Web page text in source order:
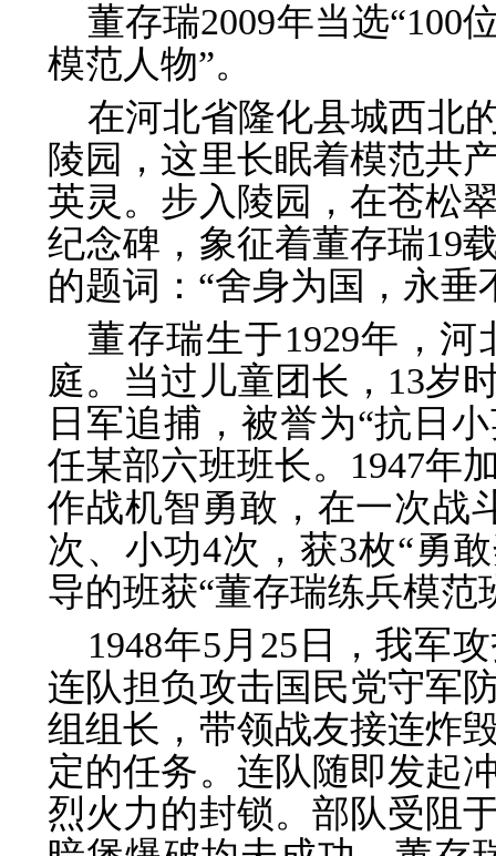
董存瑞2009年当选“100
模范人物”。
在河北省隆化县城西北
陵园，这里长眠着模范共
英灵。步入陵园，在苍松
纪念碑，象征着董存瑞19
的题词：“舍身为国，永垂
董存瑞生于1929年，
庭。当过儿童团长，13岁
日军追捕，被誉为“抗日
任某部六班班长。1947年
作战机智勇敢，在一次战
次、小功4次，获3枚“勇
导的班获“董存瑞练兵模范
1948年5月25日，我军
连队担负攻击国民党守军
组组长，带领战友接连炸
定的任务。连队随即发起
烈火力的封锁。部队受阻